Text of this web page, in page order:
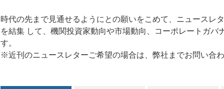
時代の先まで見通せるようにとの願いをこめて、ニュース
を結集 して、機関投資家動向や市場動向、コーポレートガ
す。
※近刊のニュースレターご希望の場合は、弊社までお問い合